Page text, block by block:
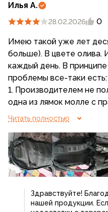
Илья А.
28.02.2026 0
Имею такой уже лет
больше). В цвете олива.
каждый день. В
проблемы все-таки есть:
1. Производителем не
одна из лямок молле с
прилагаю)
пряжки регулировки
если какое то время
одну лямку (даже с
вытягивается из пряжки
Надо постоянно их
висит на спине криво.
Читать полностью
Здравствуйте!
нашей продукции.